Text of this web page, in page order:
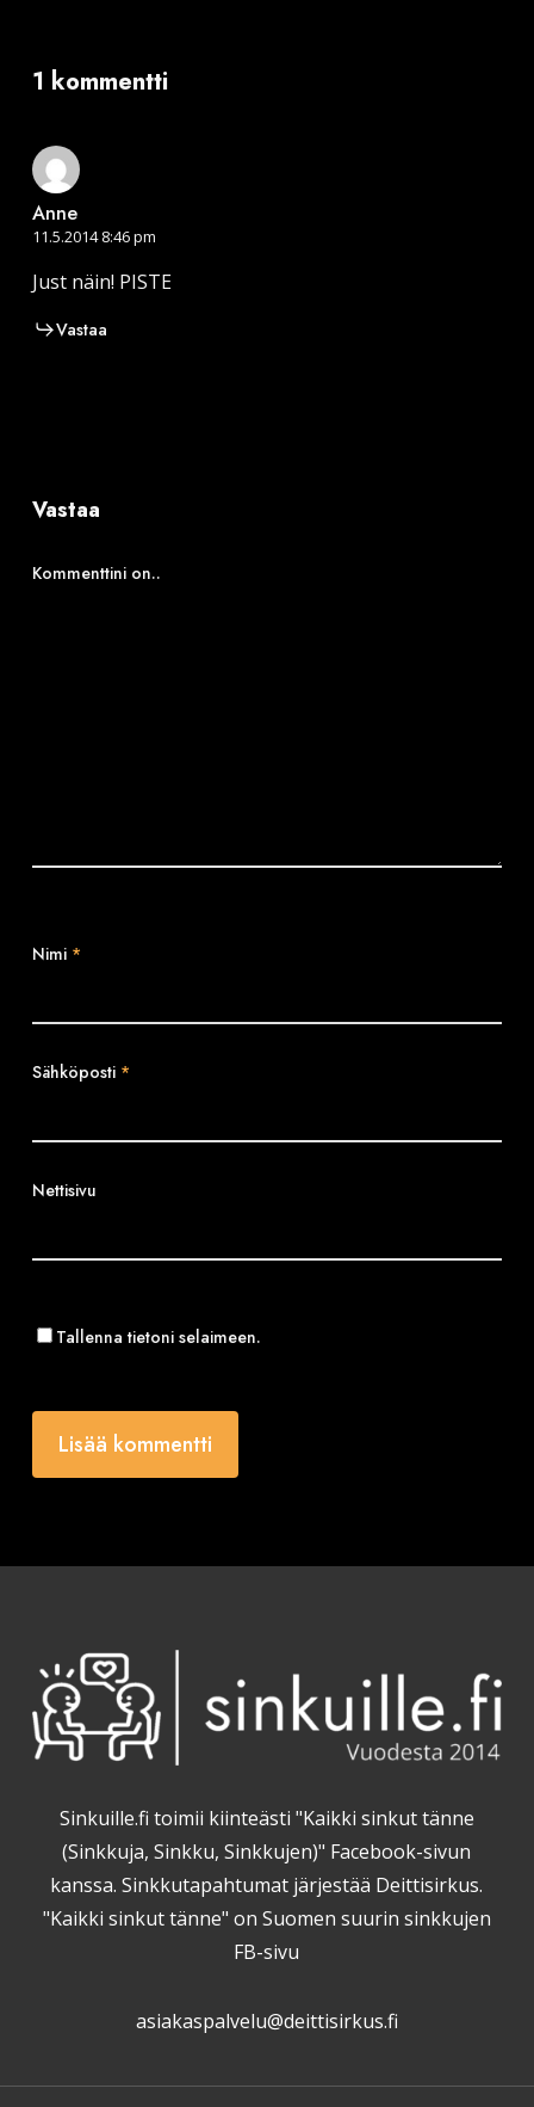
1 kommentti
Anne
11.5.2014 8:46 pm
Just näin! PISTE
Vastaa
Vastaa
Kommenttini on..
Nimi *
Sähköposti *
Nettisivu
Tallenna tietoni selaimeen.
Sinkuille.fi toimii kiinteästi "Kaikki sinkut tänne
(Sinkkuja, Sinkku, Sinkkujen)" Facebook-sivun
kanssa. Sinkkutapahtumat järjestää Deittisirkus.
"Kaikki sinkut tänne" on Suomen suurin sinkkujen
FB-sivu
asiakaspalvelu@deittisirkus.fi